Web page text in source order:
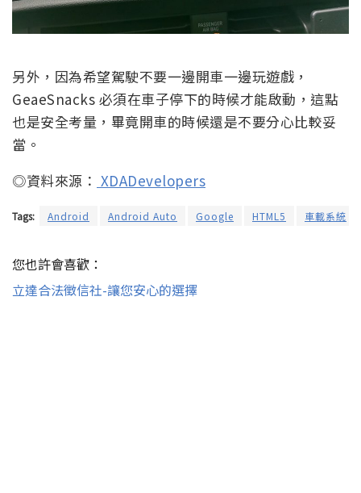
另外，因為希望駕駛不要一邊開車一邊玩遊戲，
GeaeSnacks 必須在車子停下的時候才能啟動，這點
也是安全考量，畢竟開車的時候還是不要分心比較妥
當。
◎資料來源： XDADevelopers
Tags: Android Android Auto Google HTML5 車載系統
您也許會喜歡：
立達合法徵信社-讓您安心的選擇